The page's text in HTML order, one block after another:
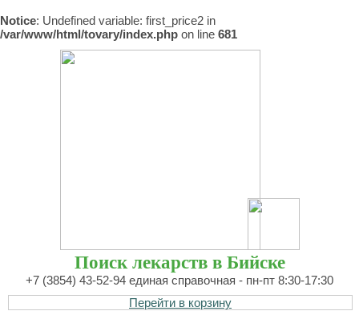
Notice: Undefined variable: first_price2 in
/var/www/html/tovary/index.php on line 681
Поиск лекарств в Бийске
+7 (3854) 43-52-94 единая справочная - пн-пт 8:30-17:30
Перейти в корзину